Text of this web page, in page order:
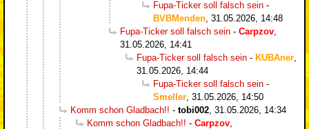
Fupa-Ticker soll falsch sein -
BVBMenden 31.05.2026, 14:48
Fupa-Ticker soll falsch sein - Carpzov
31.05.2026, 14:41
Fupa-Ticker soll falsch sein - KUBAner
31.05.2026, 14:44
Fupa-Ticker soll falsch sein -
Smeller 31.05.2026, 14:50
Komm schon Gladbach!! - tobi002 31.05.2026, 14:34
Komm schon Gladbach!! - Carpzov